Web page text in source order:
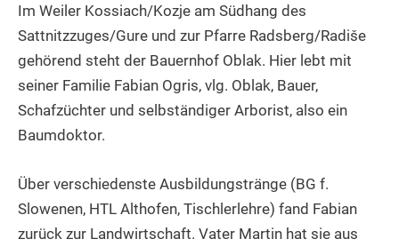
Im Weiler Kossiach/Kozje am Südhang des
Sattnitzzuges/Gure und zur Pfarre Radsberg/Radiše
gehörend steht der Bauernhof Oblak. Hier lebt mit
seiner Familie Fabian Ogris, vlg. Oblak, Bauer,
Schafzüchter und selbständiger Arborist, also ein
Baumdoktor.
Über verschiedenste Ausbildungstränge (BG f.
Slowenen, HTL Althofen, Tischlerlehre) fand Fabian
zurück zur Landwirtschaft. Vater Martin hat sie aus